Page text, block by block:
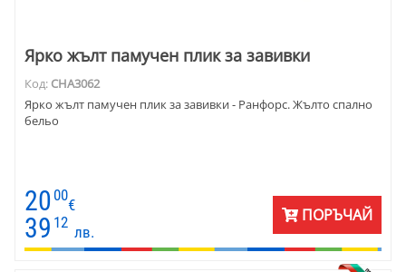
Ярко жълт памучен плик за завивки
Код: CHA3062
Ярко жълт памучен плик за завивки - Ранфорс. Жълто спално
бельо
20 00
€
39 12
лв.
ПОРЪЧАЙ